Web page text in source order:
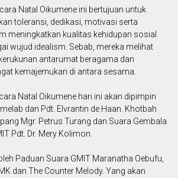
Natal Oikumene ini bertujuan untuk
toleransi, dedikasi, motivasi serta
meningkatkan kualitas kehidupan sosial
wujud idealism. Sebab, mereka melihat
antarumat beragama dan
kemajemukan di antara sesama.
Natal Oikumene hari ini akan dipimpin
dan Pdt. Elvrantin de Haan. Khotbah
Mgr. Petrus Turang dan Suara Gembala
Pdt. Dr. Mery Kolimon.
Paduan Suara GMIT Maranatha Oebufu,
dan The Counter Melody. Yang akan